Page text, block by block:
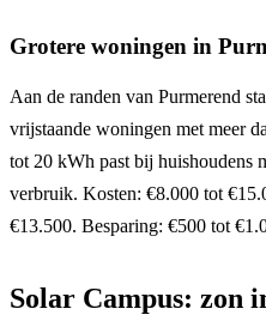
Grotere woningen in
Aan de randen van Purmerend
vrijstaande woningen met meer
tot 20 kWh past bij huishoudens
verbruik. Kosten: €8.000 tot
€13.500. Besparing: €500 tot
Solar Campus: zon